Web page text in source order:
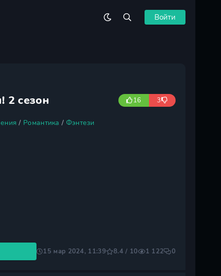
Войти
2 сезон 16 3
/ Романтика / Фэнтези
15 мар 2024, 11:39 8.4 / 10 1 122 0